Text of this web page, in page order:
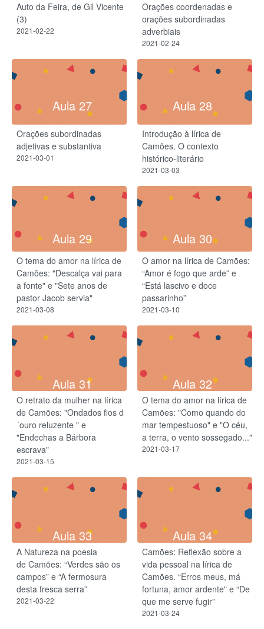
Auto da Feira, de Gil Vicente
(3)
2021-02-22
Orações coordenadas e
orações subordinadas
adverbiais
2021-02-24
Aula 27
Orações subordinadas
adjetivas e substantiva
2021-03-01
Aula 28
Introdução à lírica de
Camões. O contexto
histórico-literário
2021-03-03
Aula 29
O tema do amor na lírica de
Camões: "Descalça vai para
a fonte" e "Sete anos de
pastor Jacob servia"
2021-03-08
Aula 30
O amor na lírica de Camões:
“Amor é fogo que arde” e
“Está lascivo e doce
passarinho”
2021-03-10
Aula 31
O retrato da mulher na lírica
de Camões: "Ondados fios d
´ouro reluzente " e
"Endechas a Bárbora
escrava"
2021-03-15
Aula 32
O tema do amor na lírica de
Camões: "Como quando do
mar tempestuoso" e "O céu,
a terra, o vento sossegado..."
2021-03-17
Aula 33
A Natureza na poesia
de Camões: “Verdes são os
campos” e “A fermosura
desta fresca serra”
2021-03-22
Aula 34
Camões: Reflexão sobre a
vida pessoal na lírica de
Camões. “Erros meus, má
fortuna, amor ardente" e “De
que me serve fugir”
2021-03-24